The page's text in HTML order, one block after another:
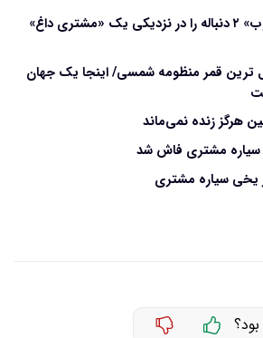
«تلسکوپ جیمز وب» ۲ دنباله را در نزدیکی یک «مشتری داغ»
ترین قمر منظومه شمسی/ اینجا یک جهان
هرگز زنده نمی‌ماند
سیاره مشتری فاش شد
یخی سیاره مشتری